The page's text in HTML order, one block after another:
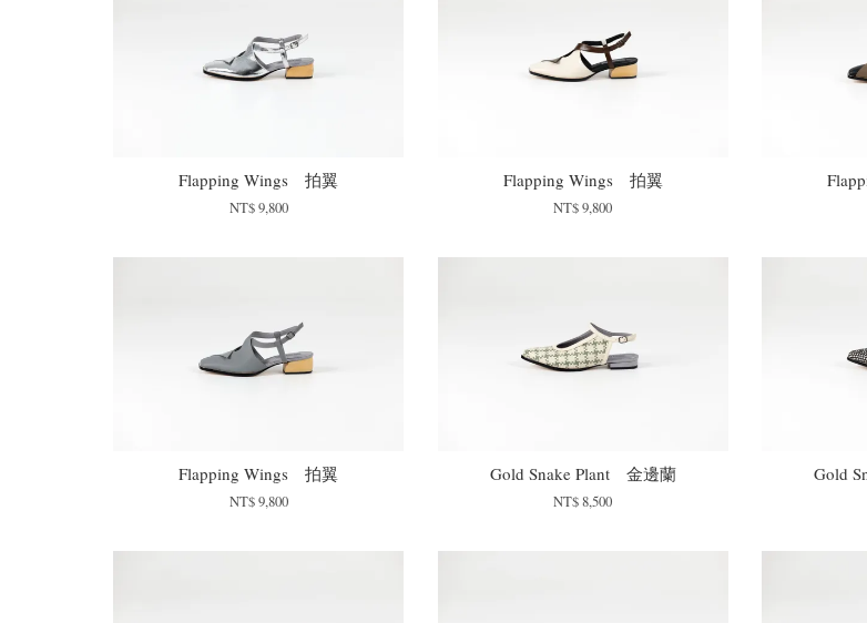
Flapping Wings 拍翼
NT$ 9,800
Flapping Wings 拍翼
NT$ 9,800
Flapping Wings 拍翼
NT$ 9,800
Gold Snake Plant 金邊蘭
NT$ 8,500
Gold